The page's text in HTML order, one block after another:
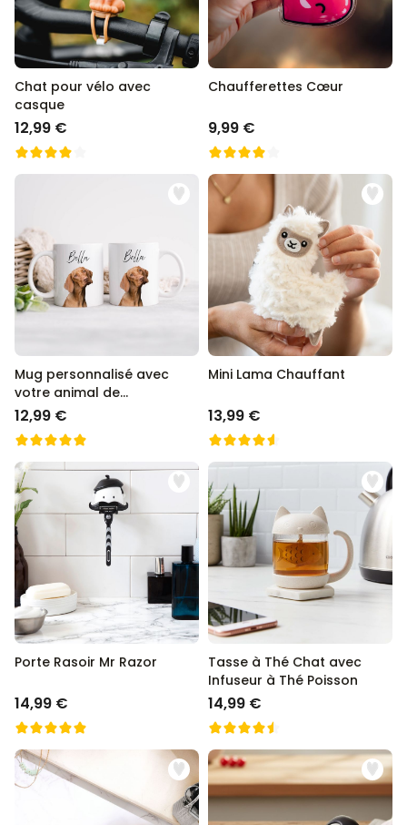
Chat pour vélo avec
casque
12,99 €
Chaufferettes Cœur
9,99 €
Mug personnalisé avec
votre animal de
compagnie
12,99 €
Mini Lama Chauffant
13,99 €
Porte Rasoir Mr Razor
14,99 €
Tasse à Thé Chat avec
Infuseur à Thé Poisson
14,99 €